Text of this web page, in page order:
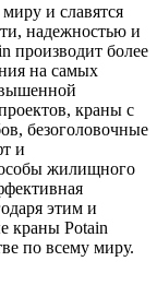
и славятся
надежностью и
производит более
на самых
краны с
безоголовочные
и
жилищного
этим и
краны Potain
по всему миру.